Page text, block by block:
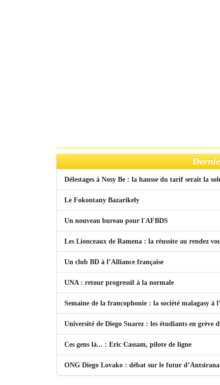
Délestages à Nosy Be : la hausse du tarif serait la
Le Fokontany Bazarikely
Un nouveau bureau pour l'AFBDS
Les Lionceaux de Ramena : la réussite au rendez
Un club BD à l’Alliance française
UNA : retour progressif à la normale
Semaine de la francophonie : la société malagasy à
Université de Diego Suarez : les étudiants en grève
Ces gens là... : Eric Cassam, pilote de ligne
ONG Diego Lovako : débat sur le futur